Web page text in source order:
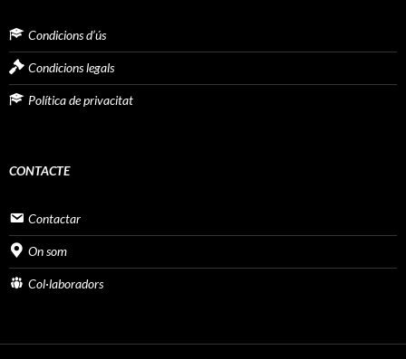
Condicions d’ús
Condicions legals
Política de privacitat
CONTACTE
Contactar
On som
Col·laboradors